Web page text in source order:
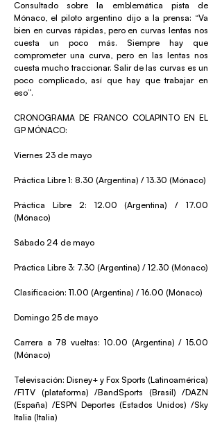
Consultado sobre la emblemática pista de
Mónaco, el piloto argentino dijo a la prensa: “Va
bien en curvas rápidas, pero en curvas lentas nos
cuesta un poco más. Siempre hay que
comprometer una curva, pero en las lentas nos
cuesta mucho traccionar. Salir de las curvas es un
poco complicado, así que hay que trabajar en
eso”.
CRONOGRAMA DE FRANCO COLAPINTO EN EL
GP MÓNACO:
Viernes 23 de mayo
Práctica Libre 1: 8.30 (Argentina) / 13.30 (Mónaco)
Práctica Libre 2: 12.00 (Argentina) / 17.00
(Mónaco)
Sábado 24 de mayo
Práctica Libre 3: 7.30 (Argentina) / 12.30 (Mónaco)
Clasificación: 11.00 (Argentina) / 16.00 (Mónaco)
Domingo 25 de mayo
Carrera a 78 vueltas: 10.00 (Argentina) / 15.00
(Mónaco)
Televisación: Disney+ y Fox Sports (Latinoamérica)
/F1TV (plataforma) /BandSports (Brasil) /DAZN
(España) /ESPN Deportes (Estados Unidos) /Sky
Italia (Italia)